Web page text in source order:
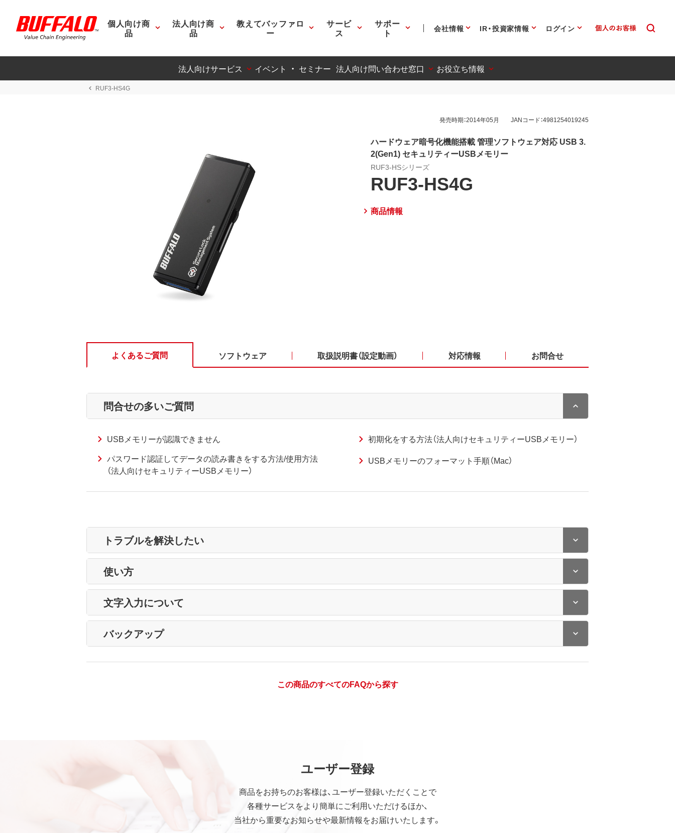
個人向け商
品
法人向け商
品
教えてバッファロ
ー
サービ
ス
サポー
ト 会社情報 IR・投資家情報 ログイン
法人向けサービス イベント ・ セミナー 法人向け問い合わせ窓口 お役立ち情報
RUF3-HS4G
発売時期：2014年05月 JANコード：4981254019245
ハードウェア暗号化機能搭載 管理ソフトウェア対応 USB 3.
2(Gen1) セキュリティーUSBメモリー
RUF3-HSシリーズ
RUF3-HS4G
商品情報
よくあるご質問 ソフトウェア 取扱説明書（設定動画） 対応情報 お問合せ
問合せの多いご質問
USBメモリーが認識できません
初期化をする方法（法人向けセキュリティーUSBメモリー）
パスワード認証してデータの読み書きをする方法/使用方法
（法人向けセキュリティーUSBメモリー）
USBメモリーのフォーマット手順（Mac）
トラブルを解決したい
使い方
文字入力について
バックアップ
この商品のすべてのFAQから探す
ユーザー登録
商品をお持ちのお客様は、ユーザー登録いただくことで
各種サービスをより簡単にご利用いただけるほか、
当社から重要なお知らせや最新情報をお届けいたします。